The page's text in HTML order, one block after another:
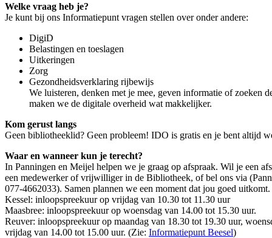
Welke vraag heb je?
Je kunt bij ons Informatiepunt vragen stellen over onder andere:
DigiD
Belastingen en toeslagen
Uitkeringen
Zorg
Gezondheidsverklaring rijbewijs
We luisteren, denken met je mee, geven informatie of zoeken
maken we de digitale overheid wat makkelijker.
Kom gerust langs
Geen bibliotheeklid? Geen probleem! IDO is gratis en je bent altijd
Waar en wanneer kun je terecht?
In Panningen en Meijel helpen we je graag op afspraak. Wil je een
een medewerker of vrijwilliger in de Bibliotheek, of bel ons via
077-4662033). Samen plannen we een moment dat jou goed uitkomt.
Kessel: inloopspreekuur op vrijdag van 10.30 tot 11.30 uur
Maasbree: inloopspreekuur op woensdag van 14.00 tot 15.30 uur.
Reuver: inloopspreekuur op maandag van 18.30 tot 19.30 uur,
vrijdag van 14.00 tot 15.00 uur. (Zie: Informatiepunt Beesel)